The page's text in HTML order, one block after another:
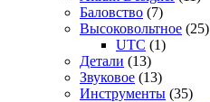
Баловство (7)
Высоковольтное (25)
UTC (1)
Детали (13)
Звуковое (13)
Инструменты (35)